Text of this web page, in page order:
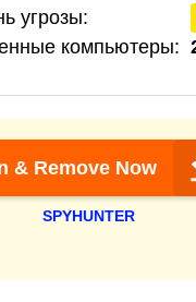
угрозы:
компьютеры:
& Remove Now
SPYHUNTER